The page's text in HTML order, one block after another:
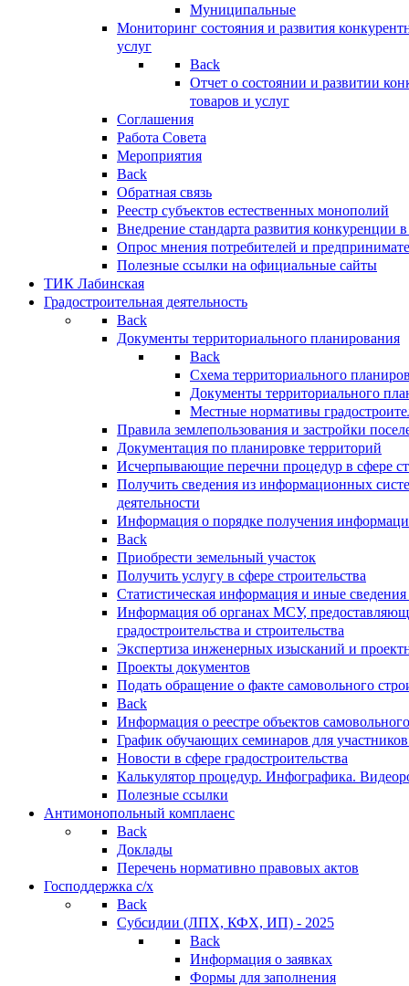
Муниципальные
Мониторинг состояния и развития
услуг
Back
Отчет о состоянии и развитии
товаров и услуг
Соглашения
Работа Совета
Мероприятия
Back
Обратная связь
Реестр субъектов естественных монополий
Внедрение стандарта развития конкуренции
Опрос мнения потребителей и
Полезные ссылки на официальные сайты
ТИК Лабинская
Градостроительная деятельность
Back
Документы территориального планирования
Back
Схема территориального
Документы территориального
Местные нормативы
Правила землепользования и застройки
Документация по планировке территорий
Исчерпывающие перечни процедур в сфере
Получить сведения из информационных
деятельности
Информация о порядке получения
Back
Приобрести земельный участок
Получить услугу в сфере строительства
Статистическая информация и иные сведения
Информация об органах МСУ,
градостроительства и строительства
Экспертиза инженерных изысканий и
Проекты документов
Подать обращение о факте самовольного
Back
Информация о реестре объектов
График обучающих семинаров для участников
Новости в сфере градостроительства
Калькулятор процедур. Инфографика.
Полезные ссылки
Антимонопольный комплаенс
Back
Доклады
Перечень нормативно правовых актов
Господдержка с/х
Back
Субсидии (ЛПХ, КФХ, ИП) - 2025
Back
Информация о заявках
Формы для заполнения